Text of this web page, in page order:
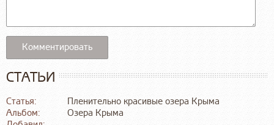
СТАТЬИ
Статья:
Пленительно красивые озера Крыма
Альбом:
Озера Крыма